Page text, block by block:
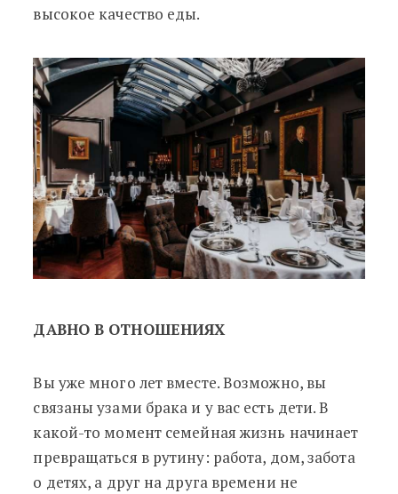
высокое качество еды.
ДАВНО В ОТНОШЕНИЯХ
Вы уже много лет вместе. Возможно, вы
связаны узами брака и у вас есть дети. В
какой-то момент семейная жизнь начинает
превращаться в рутину: работа, дом, забота
о детях, а друг на друга времени не